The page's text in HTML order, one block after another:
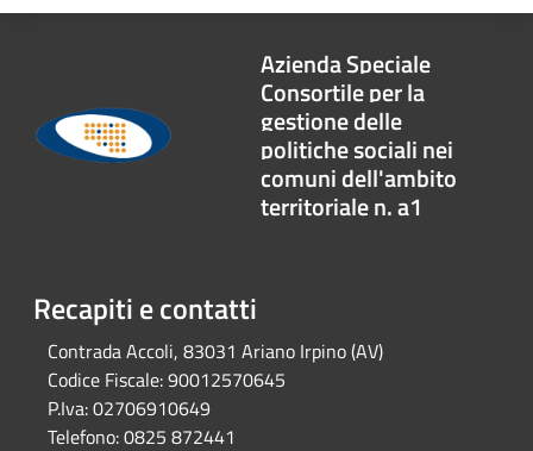
Azienda Speciale
Consortile per la
gestione delle
politiche sociali nei
comuni dell'ambito
territoriale n. a1
Recapiti e contatti
Contrada Accoli, 83031 Ariano Irpino (AV)
Codice Fiscale:90012570645
P.Iva:02706910649
Telefono:0825 872441